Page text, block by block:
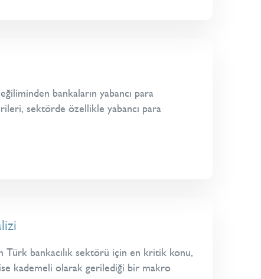
bankaların yabancı para
sektörde özellikle yabancı para
Türk bankacılık sektörü için en kritik konu,
kademeli olarak gerilediği bir makro